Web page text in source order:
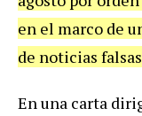
en el marco de
de noticias
En una carta